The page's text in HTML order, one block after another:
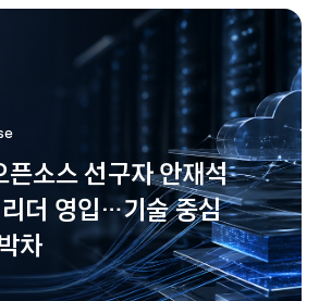
소스 선구자 안재석
더 영입…기술 중심
차